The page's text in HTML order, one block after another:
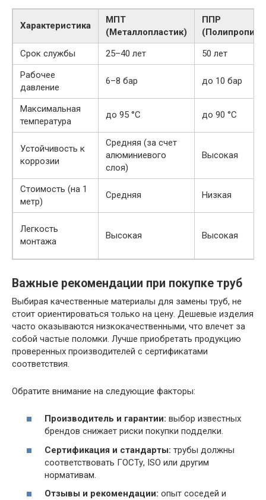
Характеристика
МПТ
(Металлопластик)
ППР
Срок службы
25–40 лет
50 лет
Рабочее
давление
6–8 бар до 10 бар
Максимальная
температура
до 95 °C до 90 °C
Устойчивость к
коррозии
Средняя (за счет
алюминиевого
слоя)
Высокая
Стоимость (на 1
метр)
Средняя Низкая
Легкость
монтажа
Высокая Высокая
Важные рекомендации при покупке труб
Выбирая качественные материалы для замены труб, не
стоит ориентироваться только на цену. Дешевые изделия
часто оказываются низкокачественными, что влечет за
собой частые поломки. Лучше приобретать продукцию
проверенных производителей с сертификатами
соответствия.
Обратите внимание на следующие факторы:
Производитель и гарантии: выбор известных
брендов снижает риски покупки подделки.
Сертификация и стандарты: трубы должны
соответствовать ГОСТу, ISO или другим
нормативам.
Отзывы и рекомендации: опыт соседей и